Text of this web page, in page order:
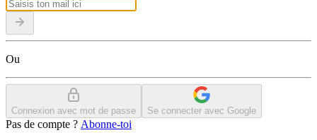
Ou
Connexion avec mot de passe Se connecter avec Google
Pas de compte ? Abonne-toi